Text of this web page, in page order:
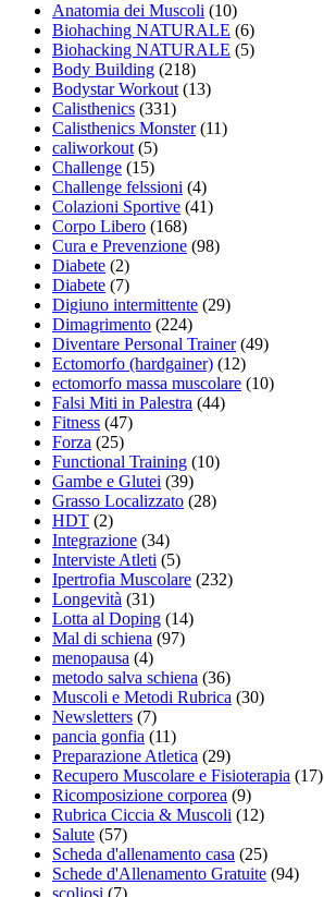
Anatomia dei Muscoli (10)
Biohaching NATURALE (6)
Biohacking NATURALE (5)
Body Building (218)
Bodystar Workout (13)
Calisthenics (331)
Calisthenics Monster(11)
caliworkout (5)
Challenge (15)
Challenge felssioni (4)
Colazioni Sportive (41)
Corpo Libero (168)
Cura e Prevenzione (98)
Diabete (2)
Diabete (7)
Digiuno intermittente (29)
Dimagrimento (224)
Diventare Personal Trainer(49)
Ectomorfo (hardgainer) (12)
ectomorfo massa muscolare (10)
Falsi Miti in Palestra (44)
Fitness (47)
Forza (25)
Functional Training (10)
Gambe e Glutei (39)
Grasso Localizzato (28)
HDT (2)
Integrazione (34)
Interviste Atleti (5)
Ipertrofia Muscolare (232)
Longevità (31)
Lotta al Doping (14)
Mal di schiena (97)
menopausa (4)
metodo salva schiena (36)
Muscoli e Metodi Rubrica (30)
Newsletters (7)
pancia gonfia (11)
Preparazione Atletica (29)
Recupero Muscolare e Fisioterapia (17)
Ricomposizione corporea (9)
Rubrica Ciccia & Muscoli (12)
Salute (57)
Scheda d'allenamento casa (25)
Schede d'Allenamento Gratuite (94)